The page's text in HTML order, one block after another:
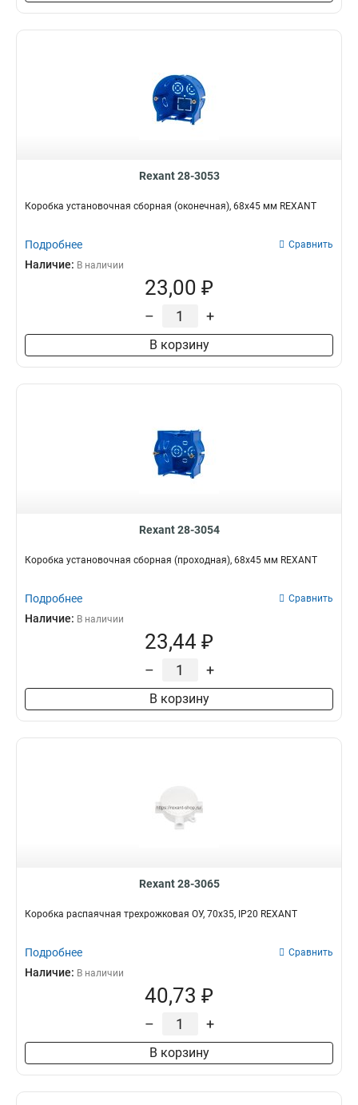
Rexant 28-3053
Коробка установочная сборная (оконечная), 68х45 мм REXANT
Подробнее Сравнить
Наличие: В наличии
23,00 ₽
– +
В корзину
Rexant 28-3054
Коробка установочная сборная (проходная), 68х45 мм REXANT
Подробнее Сравнить
Наличие: В наличии
23,44 ₽
– +
В корзину
Rexant 28-3065
Коробка распаячная трехрожковая ОУ, 70x35, IP20 REXANT
Подробнее Сравнить
Наличие: В наличии
40,73 ₽
– +
В корзину